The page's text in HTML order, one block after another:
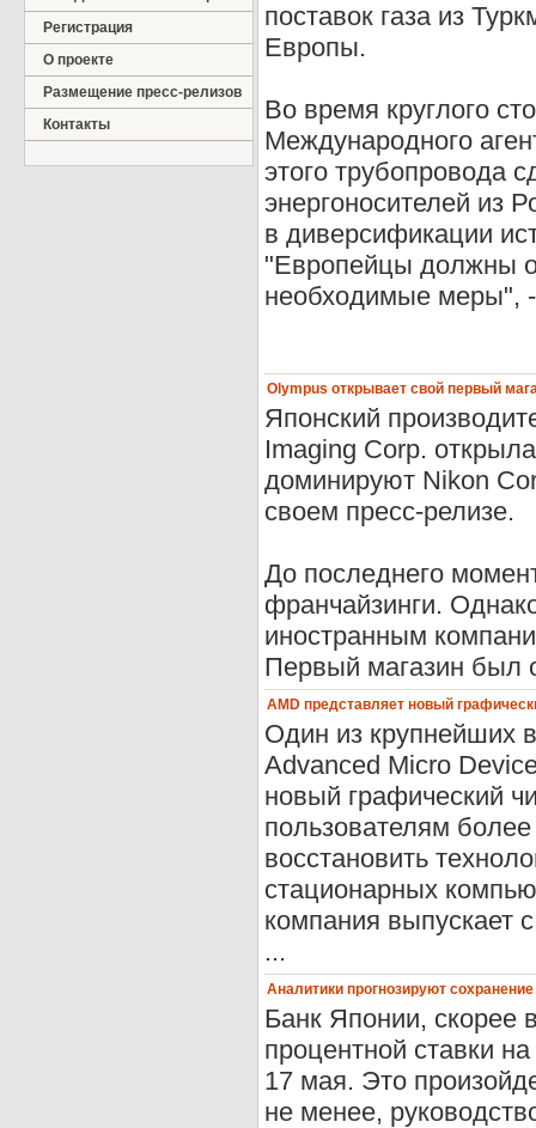
Регистрация
О проекте
Размещение пресс-релизов
Контакты
поставок газа из
Европы.
Во время круглого
Международного
этого трубопровода
энергоносителей из
в диверсификации
"Европейцы должны
необходимые меры",
Olympus открывает свой первый
Японский
Imaging Corp.
доминируют Nikon
своем пресс-релизе.
До последнего
франчайзинги.
иностранным
Первый магазин был
AMD представляет новый
Один из крупнейших
Advanced Micro
новый графический
пользователям
восстановить
стационарных
компания выпускает
...
Аналитики прогнозируют
Банк Японии, скорее
процентной ставки
17 мая. Это
не менее,